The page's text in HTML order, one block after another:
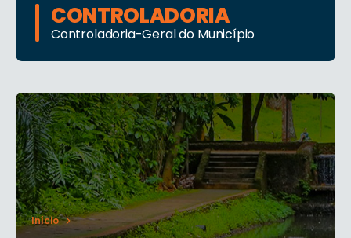
CONTROLADORIA
Controladoria-Geral do Município
Início